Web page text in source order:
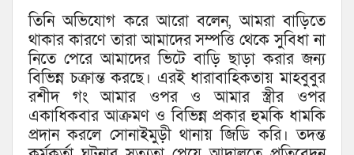
তিনি অভিযোগ করে আরো বলেন, আমরা বাড়িতে
থাকার কারণে তারা আমাদের সম্পত্তি থেকে সুবিধা না
নিতে পেরে আমাদের ভিটে বাড়ি ছাড়া করার জন্য
বিভিন্ন চক্রান্ত করছে। এরই ধারাবাহিকতায় মাহবুবুর
রশীদ গং আমার ওপর ও আমার স্ত্রীর ওপর
একাধিকবার আক্রমণ ও বিভিন্ন প্রকার হুমকি ধামকি
প্রদান করলে সোনাইমুড়ী থানায় জিডি করি। তদন্ত